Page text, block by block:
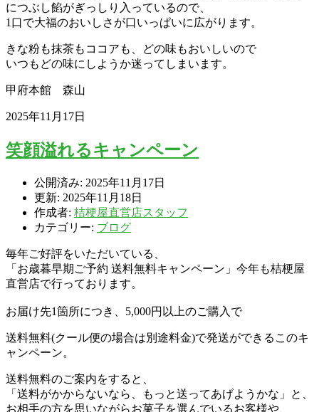
につぶし餡がぎっしり入っているので、
1口で大福のおいしさが口いっぱいに広がります。
きな粉も抹茶もココアも、どの味もおいしいので
いつもどの味にしようか迷ってしまいます。
甲府本館 森山
2025年11月17日
笑顔溢れるキャンペーン
公開済み: 2025年11月17日
更新: 2025年11月18日
作成者: 桔梗屋直営店スタッフ
カテゴリー: ブログ
毎年ご好評をいただいている、
「お歳暮早期ご予約 送料無料キャンペーン」今年も桔梗屋
直営店で行っております。
お届け先1箇所につき、5,000円以上のご購入で
送料無料(クール便の場合は別途料金)で発送ができるこのキ
ャンペーン。
送料無料のご案内をすると、
「送料がかからないなら、もっと送ってあげようかな」と、
お相手の方を思いながらお菓子を選んでいるお客様や、